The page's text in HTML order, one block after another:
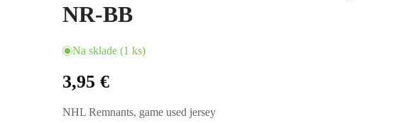
NR-BB
Na sklade (1 ks)
3,95 €
NHL Remnants, game used jersey